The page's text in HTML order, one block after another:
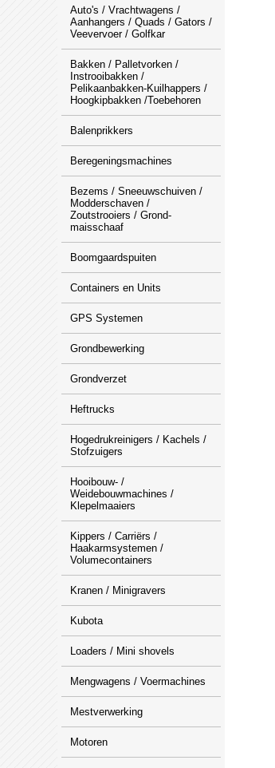
Auto's / Vrachtwagens /
Aanhangers / Quads / Gators /
Veevervoer / Golfkar
Bakken / Palletvorken /
Instrooibakken /
Pelikaanbakken-Kuilhappers /
Hoogkipbakken /Toebehoren
Balenprikkers
Beregeningsmachines
Bezems / Sneeuwschuiven /
Modderschaven /
Zoutstrooiers / Grond-
maisschaaf
Boomgaardspuiten
Containers en Units
GPS Systemen
Grondbewerking
Grondverzet
Heftrucks
Hogedrukreinigers / Kachels /
Stofzuigers
Hooibouw- /
Weidebouwmachines /
Klepelmaaiers
Kippers / Carriërs /
Haakarmsystemen /
Volumecontainers
Kranen / Minigravers
Kubota
Loaders / Mini shovels
Mengwagens / Voermachines
Mestverwerking
Motoren